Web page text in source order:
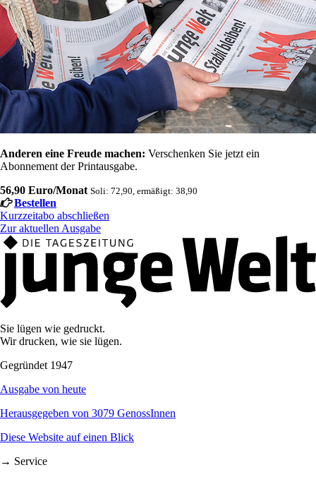
Anderen eine Freude machen: Verschenken Sie jetzt ein
Abonnement der Printausgabe.
56,90 Euro/Monat Soli: 72,90, ermäßigt: 38,90
Bestellen
Kurzzeitabo abschließen
Zur aktuellen Ausgabe
Sie lügen wie gedruckt.
Wir drucken, wie sie lügen.
Gegründet 1947
Ausgabe von heute
Herausgegeben von 3079 GenossInnen
Diese Website auf einen Blick
→ Service